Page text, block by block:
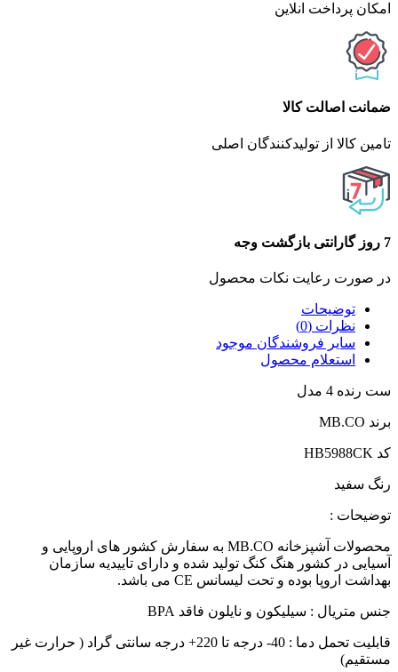
امکان پرداخت انلاین
ضمانت اصالت کالا
تامین کالا از تولیدکنندگان اصلی
7 روز گارانتی بازگشت وجه
در صورت رعایت نکات محصول
توضیحات
نظرات (0)
سایر فروشندگان موجود
استعلام محصول
ست رنده 4 مدل
برند MB.CO
کد HB5988CK
رنگ سفید
توضیحات :
محصولات آشپزخانه MB.CO به سفارش کشور های اروپایی و
آسیایی در کشور هنگ کنگ تولید شده و دارای تاییدیه سازمان
بهداشت اروپا بوده و تحت لیسانس CE می باشد.
جنس متریال : سیلیکون و نایلون فاقد BPA
قابلیت تحمل دما : 40- درجه تا 220+ درجه سانتی گراد ( حرارت غیر
مستقیم)